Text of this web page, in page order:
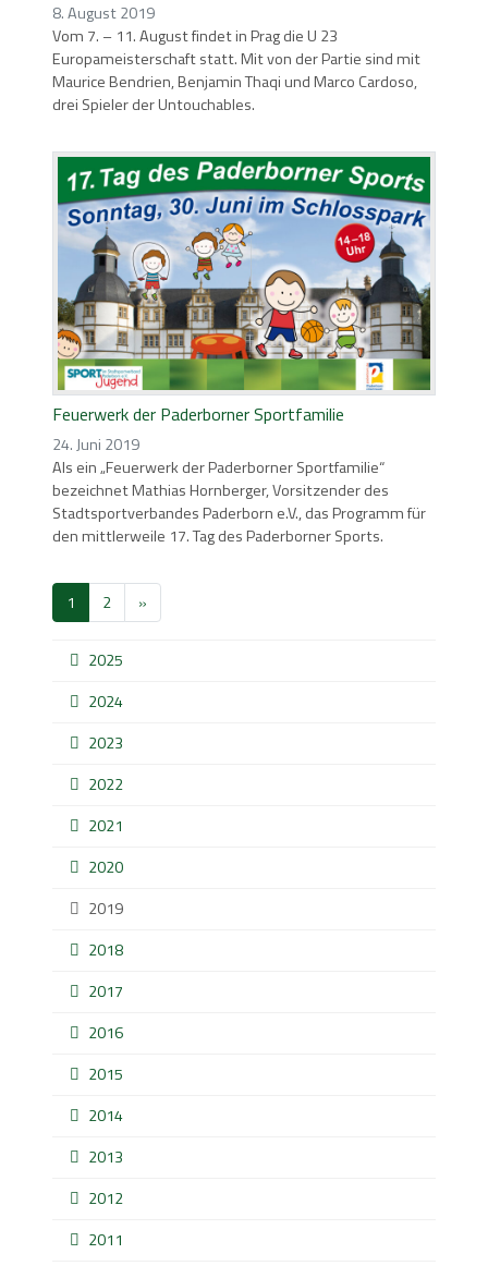
8. August 2019
Vom 7. – 11. August findet in Prag die U 23
Europameisterschaft statt. Mit von der Partie sind mit
Maurice Bendrien, Benjamin Thaqi und Marco Cardoso,
drei Spieler der Untouchables.
Feuerwerk der Paderborner Sportfamilie
24. Juni 2019
Als ein „Feuerwerk der Paderborner Sportfamilie“
bezeichnet Mathias Hornberger, Vorsitzender des
Stadtsportverbandes Paderborn e.V., das Programm für
den mittlerweile 17. Tag des Paderborner Sports.
1 2 »
2025
2024
2023
2022
2021
2020
2019
2018
2017
2016
2015
2014
2013
2012
2011